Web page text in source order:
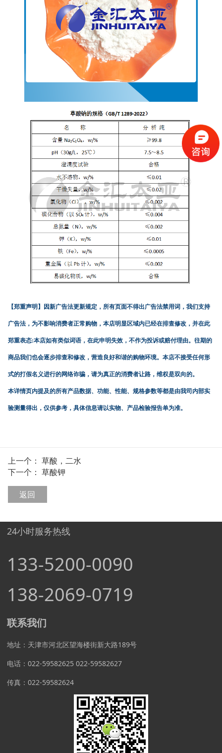
【郑重声明】 因新广告法更新规定，所有页面不得出广告法禁用词，我们支持
广告法，为不影响消费者正常购物，本店明显区域内已经在排查修改，并在此
郑重表态:本店如有类似词语，在此申明失效，不作为投诉或赔付理由。往期的
商品我们也会逐步排查和修改，营造良好和谐的购物环境。本店不接受任何形
式的打假名义进行的网络诈骗，请为真正的消费者让路，维权是双向的。
本详情页内提及的所有产品数据、功能、性能、规格参数等都是由我司内部实
验测量得出，仅供参考，具体信息请以实物、产品检验报告单为准。
上一个： 草酸，二水
下一个： 草酸钾
返回
24小时服务热线
133-5200-0090
138-2069-0719
联系我们
地址：天津市河北区望海楼街新大路189号
电话：022-59582625 022-59582627
传真：022-59582624